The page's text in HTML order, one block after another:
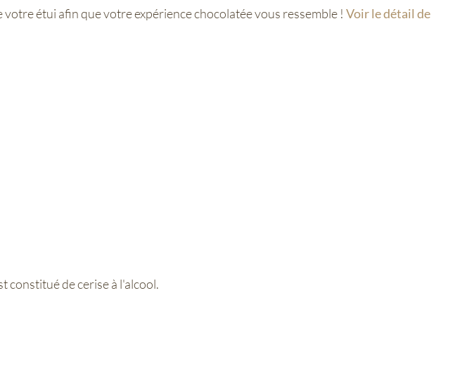
étui afin que votre expérience chocolatée vous ressemble ! Voir le détail de
constitué de cerise à l'alcool.